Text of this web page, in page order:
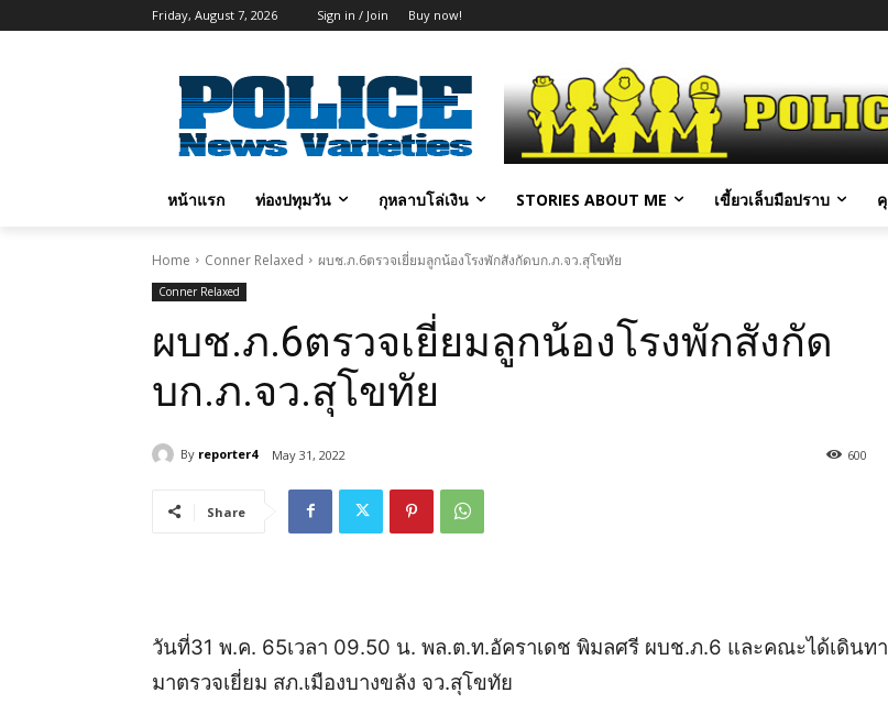
Friday, August 7, 2026 Sign in / Join Buy now!
หน้าแรก ท่องปทุมวัน กุหลาบโล่เงิน STORIES ABOUT ME เขี้ยวเล็บมือปราบ
Home Conner Relaxed ผบช.ภ.6ตรวจเยี่ยมลูกน้องโรงพักสังกัดบก.ภ.จว.สุโขทัย
Conner Relaxed
ผบช.ภ.6ตรวจเยี่ยมลูกน้องโรงพักสังกัด
บก.ภ.จว.สุโขทัย
By reporter4 May 31, 2022 600
Share
วันที่31 พ.ค. 65เวลา 09.50 น. พล.ต.ท.อัคราเดช พิมลศรี ผบช.ภ.6 และคณะได้เดินท
มาตรวจเยี่ยม สภ.เมืองบางขลัง จว.สุโขทัย